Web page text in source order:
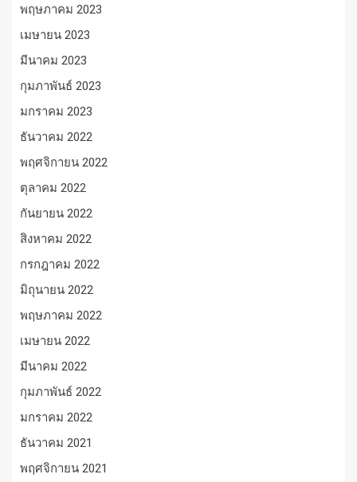
พฤษภาคม 2023
เมษายน 2023
มีนาคม 2023
กุมภาพันธ์ 2023
มกราคม 2023
ธันวาคม 2022
พฤศจิกายน 2022
ตุลาคม 2022
กันยายน 2022
สิงหาคม 2022
กรกฎาคม 2022
มิถุนายน 2022
พฤษภาคม 2022
เมษายน 2022
มีนาคม 2022
กุมภาพันธ์ 2022
มกราคม 2022
ธันวาคม 2021
พฤศจิกายน 2021